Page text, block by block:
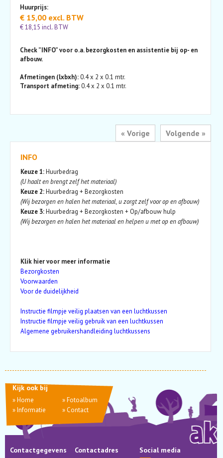
Huurprijs:
€ 15,00 excl. BTW
€ 18,15 incl. BTW
Check ”INFO” voor o.a. bezorgkosten en assistentie bij op- en
afbouw.
Afmetingen (lxbxh): 0.4 x 2 x 0.1 mtr.
Transport afmeting: 0.4 x 2 x 0.1 mtr.
Volgende »
« Vorige
INFO
Keuze 1:Huurbedrag
(U haalt en brengt zelf het materiaal)
Keuze 2:Huurbedrag + Bezorgkosten
(Wij bezorgen en halen het materiaal, u zorgt zelf voor op en afbouw)
Keuze 3:Huurbedrag + Bezorgkosten + Op/afbouw hulp
(Wij bezorgen en halen het materiaal en helpen u met op en afbouw)
Klik hier voor meer informatie
Bezorgkosten
Voorwaarden
Voor de duidelijkheid
Instructie filmpje veilig plaatsen van een luchtkussen
Instructie filmpje veilig gebruik van een luchtkussen
Algemene gebruikershandleiding luchtkussens
Kijk ook bij
»Home »Fotoalbum
»Informatie »Contact
Contactgegevens Contactadres Social media